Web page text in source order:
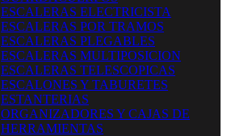
ESCALERAS ELECTRICISTA
ESCALERAS POR TRAMOS
ESCALERAS PLEGABLES
ESCALERAS MULTIPOSICION
ESCALERAS TELESCOPICAS
ESCALONES Y TABURETES
ESTANTERIAS
ORGANIZADORES Y CAJAS DE
HERRAMIENTAS